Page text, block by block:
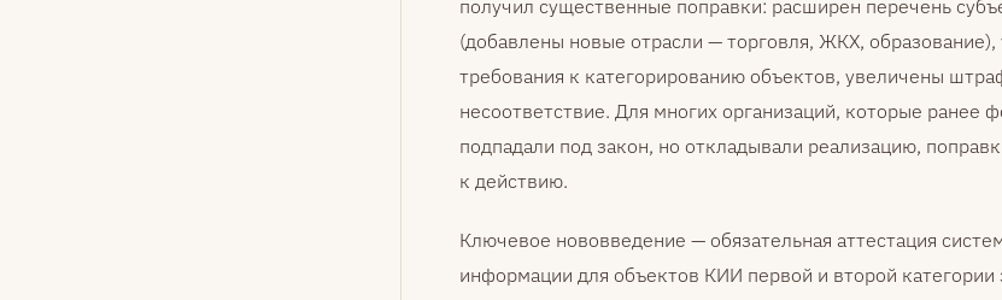
получил существенные поправки: расширен перечень
(добавлены новые отрасли — торговля, ЖКХ,
требования к категорированию объектов, увеличены
несоответствие. Для многих организаций, которые ранее
подпадали под закон, но откладывали реализацию,
к действию.
Ключевое нововведение — обязательная аттестация
информации для объектов КИИ первой и второй категории